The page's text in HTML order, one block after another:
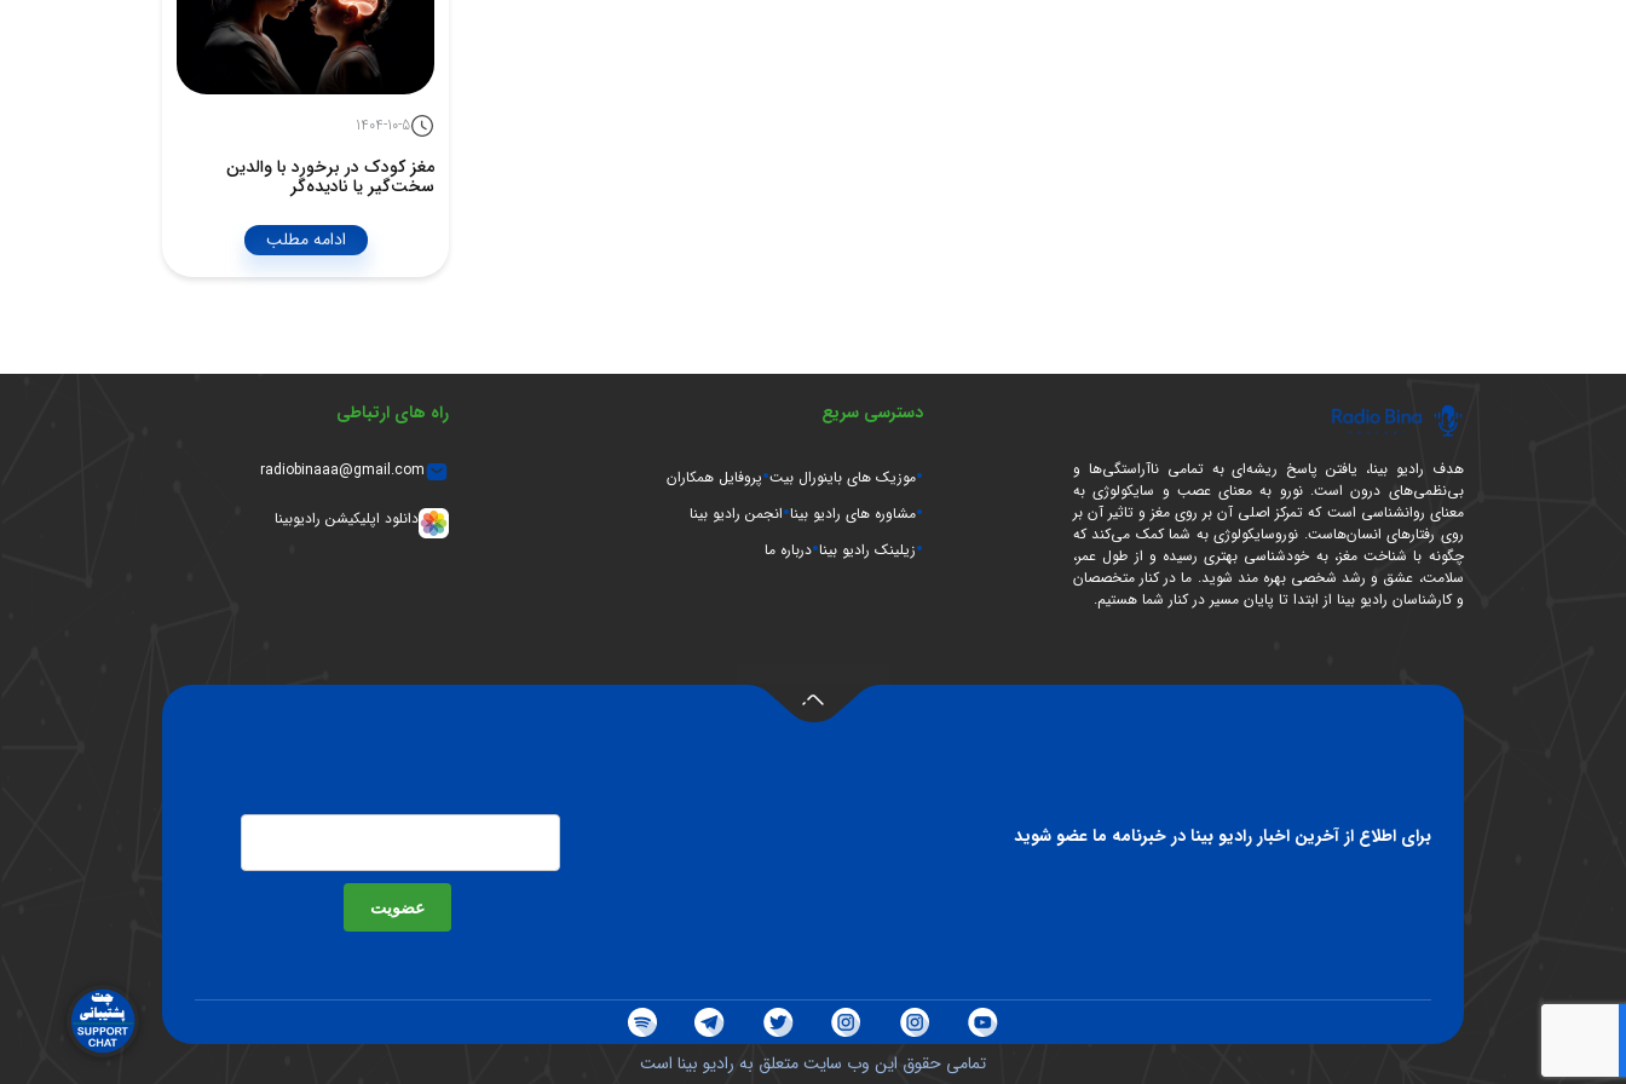
1404-10-5
مغز کودک در برخورد با والدین
سخت‌گیر یا نادیده‌گر
ادامه مطلب
هدف رادیو بینا، یافتن پاسخ ریشه‌ای به تمامی ناآراستگی‌ها و
بی‌نظمی‌های درون است. نورو به معنای عصب و سایکولوژی به
معنای روانشناسی است که تمرکز اصلی آن بر روی مغز و تاثیر آن بر
روی رفتارهای انسان‌هاست. نوروسایکولوژی به شما کمک می‌کند که
چگونه با شناخت مغز، به خودشناسی بهتری رسیده و از طول عمر،
سلامت، عشق و رشد شخصی بهره مند شوید. ما در کنار متخصصان
و کارشناسان رادیو بینا از ابتدا تا پایان مسیر در کنار شما هستیم.
دسترسی سریع
موزیک های باینورال بیت پروفایل همکاران
مشاوره های رادیو بینا انجمن رادیو بینا
زیلینک رادیو بینا درباره ما
راه های ارتباطی
radiobinaaa@gmail.com
دانلود اپلیکیشن رادیوبینا
برای اطلاع از آخرین اخبار رادیو بینا در خبرنامه ما عضو شوید
عضویت
تمامی حقوق این وب سایت متعلق به رادیو بینا است